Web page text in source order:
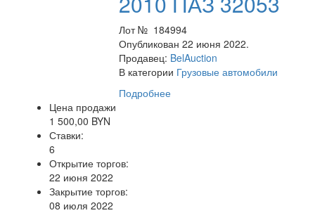
Лот № 184994
Опубликован 22 июня 2022.
Продавец: BelAuction
В категории Грузовые автомобили
Подробнее
Цена продажи
1 500,00 BYN
Ставки:
6
Открытие торгов:
22 июня 2022
Закрытие торгов:
08 июля 2022